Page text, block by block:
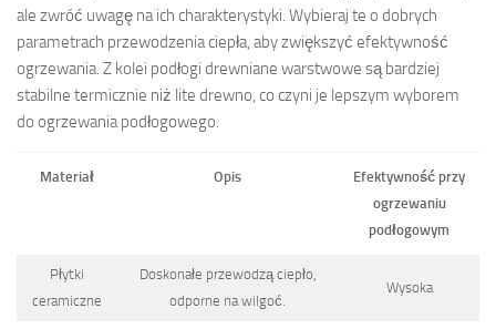
ale zwróć uwagę na ich charakterystyki. Wybieraj te o dobrych
parametrach przewodzenia ciepła, aby zwiększyć efektywność
ogrzewania. Z kolei podłogi drewniane warstwowe są bardziej
stabilne termicznie niż lite drewno, co czyni je lepszym wyborem
do ogrzewania podłogowego.
Materiał Opis
Efektywność przy
ogrzewaniu
podłogowym
Płytki
ceramiczne
Doskonałe przewodzą ciepło,
odporne na wilgoć.
Wysoka